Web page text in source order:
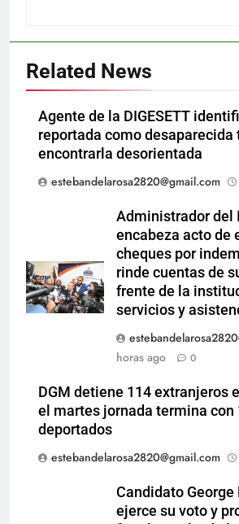
Related News
Agente de la DIGESETT
reportada como desaparecida
encontrarla desorientada
estebandelarosa2820@gmail.com
Administrador del
encabeza acto de
cheques por
rinde cuentas de
frente de la
servicios y
horas ago
0
DGM detiene 114 extranjeros
el martes jornada termina con
deportados
estebandelarosa2820@gmail.com
Candidato George
ejerce su voto y